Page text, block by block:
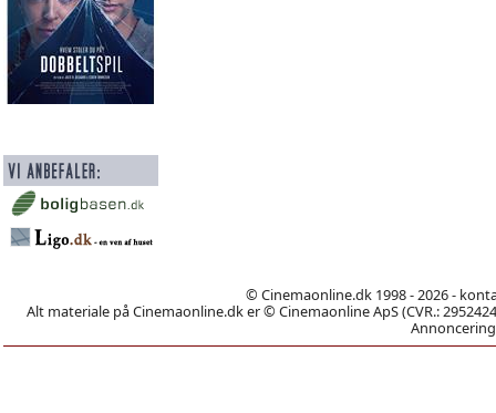
© Cinemaonline.dk 1998 - 2026 -
Alt materiale på Cinemaonline.dk er © Cinemaonline ApS (CVR.: